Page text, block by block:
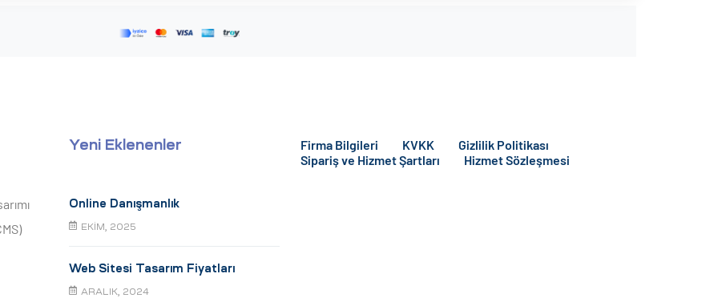
Yeni Eklenenler
Online Danışmanlık
EKIM, 2025
Web Sitesi Tasarım Fiyatları
ARALIK, 2024
Firma Bilgileri KVKK
Gizlilik Politikası
Sipariş ve Hizmet Şartları
Hizmet Sözleşmesi